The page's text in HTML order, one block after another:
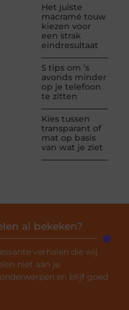
Het juiste
macramé touw
kiezen voor
een strak
eindresultaat
5 tips om ’s
avonds minder
op je telefoon
te zitten
Kies tussen
transparant of
mat op basis
van wat je ziet
al bekeken?
verhalen die wij
niet aan je
en blijf goed